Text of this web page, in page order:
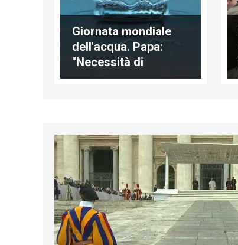
Giornata mondiale
dell'acqua. Papa:
"Necessità di
tutelarla, come bene